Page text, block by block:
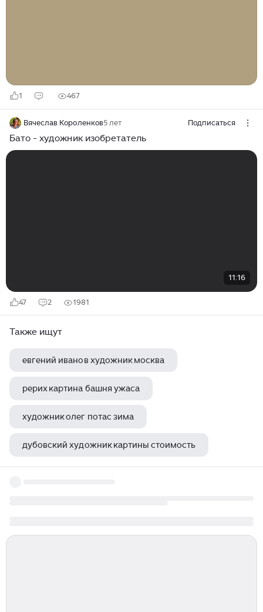
1 467
Вячеслав Короленков5 лет Подписаться
Бато - художник изобретатель
11:16
47 2 1981
Также ищут
евгений иванов художник москва
рерих картина башня ужаса
художник олег потас зима
дубовский художник картины стоимость